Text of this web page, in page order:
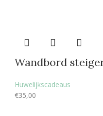
Wandbord
Huwelijkscadeaus
€35,00